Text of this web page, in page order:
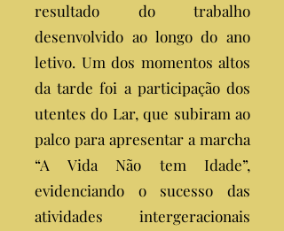
resultado do trabalho
desenvolvido ao longo do ano
letivo. Um dos momentos altos
da tarde foi a participação dos
utentes do Lar, que subiram ao
palco para apresentar a marcha
“A Vida Não tem Idade”,
evidenciando o sucesso das
atividades intergeracionais